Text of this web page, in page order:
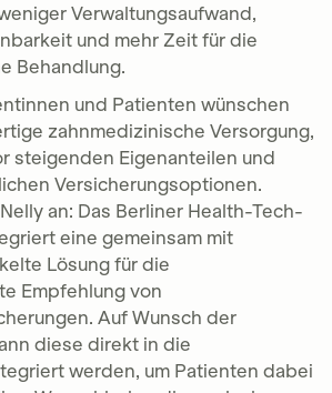
Verwaltungsaufwand,
und mehr Zeit für die
Behandlung.
und Patienten wünschen
zahnmedizinische Versorgung,
steigenden Eigenanteilen und
Versicherungsoptionen.
an: Das Berliner Health-Tech-
eine gemeinsam mit
Lösung für die
Empfehlung von
Auf Wunsch der
diese direkt in die
werden, um Patienten dabei